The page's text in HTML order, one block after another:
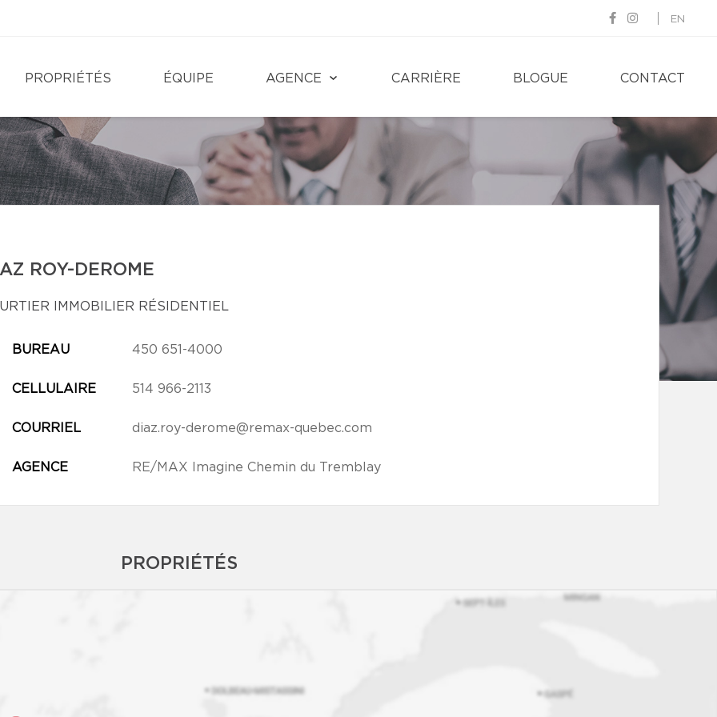
EN
PROPRIÉTÉS ÉQUIPE AGENCE CARRIÈRE BLOGUE CONTACT
ROY-DEROME
IMMOBILIER RÉSIDENTIEL
BUREAU 450 651-4000
CELLULAIRE 514 966-2113
COURRIEL diaz.roy-derome@remax-quebec.com
AGENCE RE/MAX Imagine Chemin du Tremblay
PROPRIÉTÉS